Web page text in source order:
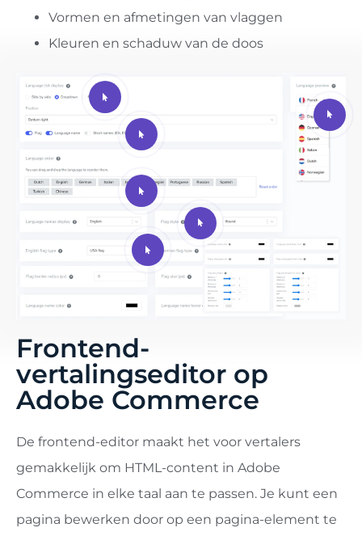
Vormen en afmetingen van vlaggen
Kleuren en schaduw van de doos
Frontend-
vertalingseditor op
Adobe Commerce
De frontend-editor maakt het voor vertalers
gemakkelijk om HTML-content in Adobe
Commerce in elke taal aan te passen. Je kunt een
pagina bewerken door op een pagina-element te